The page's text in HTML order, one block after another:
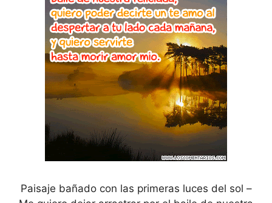
Paisaje bañado con las primeras luces del sol –